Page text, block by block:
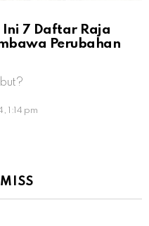
7 Daftar Raja
Perubahan
1:14 pm